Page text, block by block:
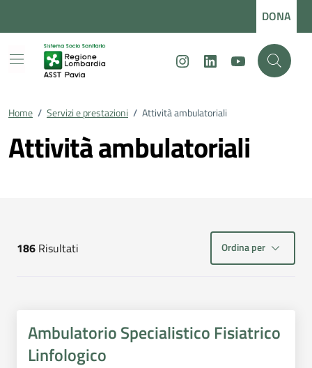
DONA
InstagramLinkedInYoutube
Home / Servizi e prestazioni / Attività ambulatoriali
Attività ambulatoriali
risultati di ricerca
186 Risultati Ordina per
Ambulatorio Specialistico Fisiatrico
Linfologico